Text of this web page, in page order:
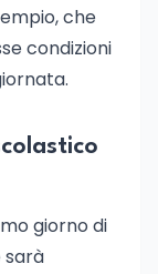
che
condizioni
giorno di
sarà